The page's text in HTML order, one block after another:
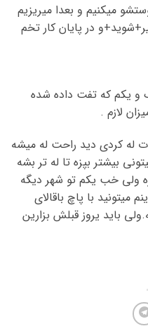
میکنیم و بعدا میریزیم
در پایان کار تخم
و یکم که تفت داده شده
لازم .
له کردی دید راحت له میشه
بیشتر بپزه تا له تر بشه
ولی خب یکم تو شهر دیگه
میتونید با پاچ باقالای
باید یروز قبلش بزارین